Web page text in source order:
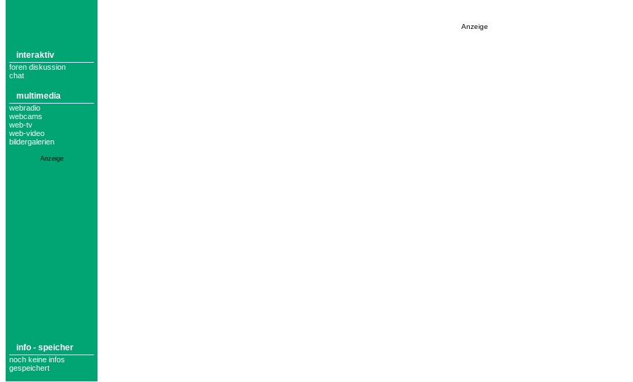
interaktiv
foren diskussion
chat
multimedia
webradio
webcams
web-tv
web-video
bildergalerien
Anzeige
info - speicher
noch keine infos
gespeichert
Anzeige